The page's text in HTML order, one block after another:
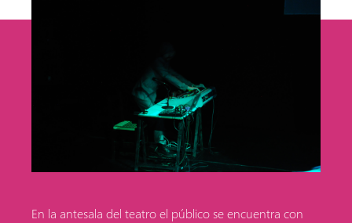
En la antesala del teatro el público se encuentra con